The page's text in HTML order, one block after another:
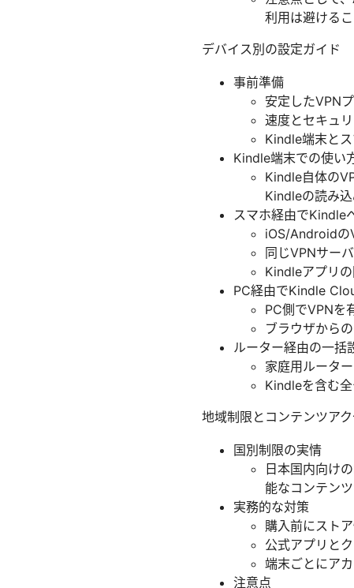
利用は避けるこ
デバイス別の設定ガイド
事前準備
安定したVPN
速度とセキュ
Kindle端末と
Kindle端末での使い
Kindle自体の
Kindleの読み込
スマホ経由でKindle
iOS/Androidの
同じVPNサー
Kindleアプリ
PC経由でKindle
PC側でVPNを
ブラウザから
ルーター経由の一括
家庭用ルータ
Kindleを含む
地域制限とコンテンツア
国別制限の実情
日本国内向け
能なコンテン
実務的な対策
購入前にスト
公式アプリと
端末ごとにア
注意点